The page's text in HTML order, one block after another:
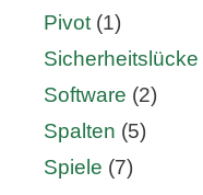
Pivot (1)
Sicherheitslücke
Software (2)
Spalten (5)
Spiele (7)